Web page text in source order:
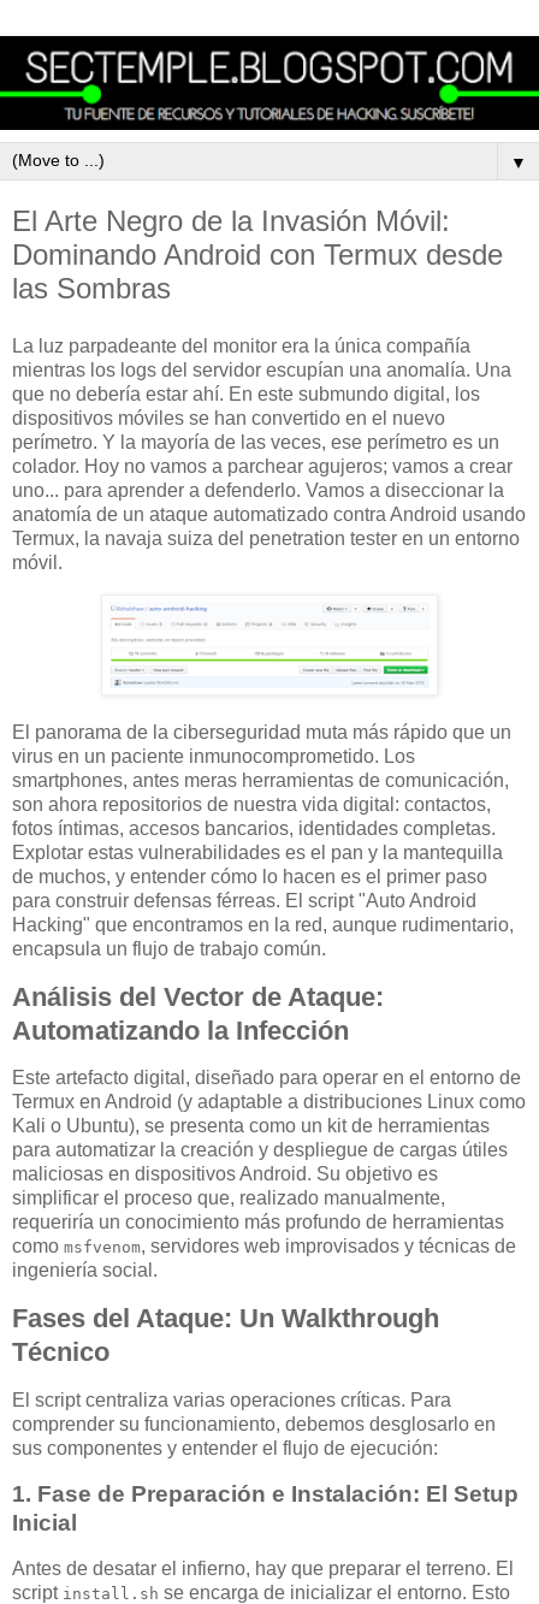
▼
El Arte Negro de la Invasión Móvil:
Dominando Android con Termux desde
las Sombras
La luz parpadeante del monitor era la única compañía
mientras los logs del servidor escupían una anomalía. Una
que no debería estar ahí. En este submundo digital, los
dispositivos móviles se han convertido en el nuevo
perímetro. Y la mayoría de las veces, ese perímetro es un
colador. Hoy no vamos a parchear agujeros; vamos a crear
uno... para aprender a defenderlo. Vamos a diseccionar la
anatomía de un ataque automatizado contra Android usando
Termux, la navaja suiza del penetration tester en un entorno
móvil.
El panorama de la ciberseguridad muta más rápido que un
virus en un paciente inmunocomprometido. Los
smartphones, antes meras herramientas de comunicación,
son ahora repositorios de nuestra vida digital: contactos,
fotos íntimas, accesos bancarios, identidades completas.
Explotar estas vulnerabilidades es el pan y la mantequilla
de muchos, y entender cómo lo hacen es el primer paso
para construir defensas férreas. El script "Auto Android
Hacking" que encontramos en la red, aunque rudimentario,
encapsula un flujo de trabajo común.
Análisis del Vector de Ataque:
Automatizando la Infección
Este artefacto digital, diseñado para operar en el entorno de
Termux en Android (y adaptable a distribuciones Linux como
Kali o Ubuntu), se presenta como un kit de herramientas
para automatizar la creación y despliegue de cargas útiles
maliciosas en dispositivos Android. Su objetivo es
simplificar el proceso que, realizado manualmente,
requeriría un conocimiento más profundo de herramientas
como msfvenom, servidores web improvisados y técnicas de
ingeniería social.
Fases del Ataque: Un Walkthrough
Técnico
El script centraliza varias operaciones críticas. Para
comprender su funcionamiento, debemos desglosarlo en
sus componentes y entender el flujo de ejecución:
1. Fase de Preparación e Instalación: El Setup
Inicial
Antes de desatar el infierno, hay que preparar el terreno. El
script install.sh se encarga de inicializar el entorno. Esto